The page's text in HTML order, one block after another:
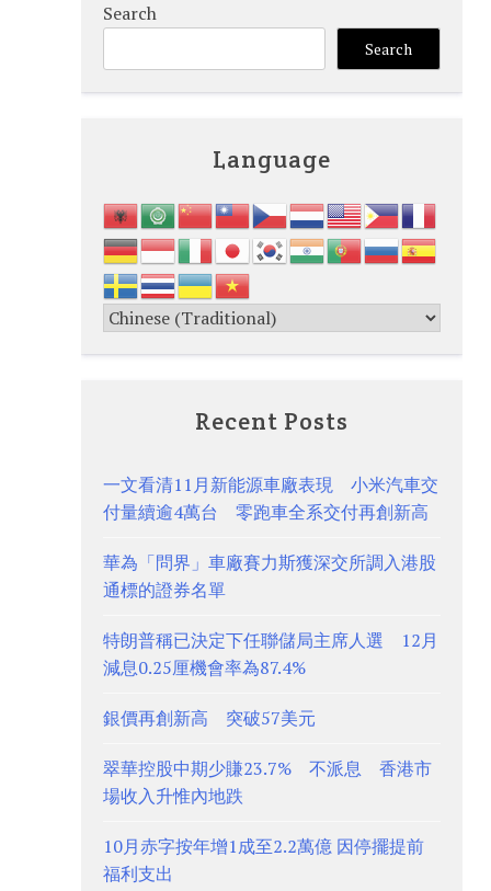
Search
Search
Language
Recent Posts
一文看清11月新能源車廠表現 小米汽車交
付量續逾4萬台 零跑車全系交付再創新高
華為「問界」車廠賽力斯獲深交所調入港股
通標的證券名單
特朗普稱已決定下任聯儲局主席人選 12月
減息0.25厘機會率為87.4%
銀價再創新高 突破57美元
翠華控股中期少賺23.7% 不派息 香港市
場收入升惟內地跌
10月赤字按年增1成至2.2萬億 因停擺提前
福利支出